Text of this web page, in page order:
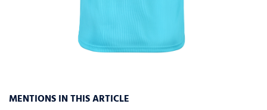
MENTIONS IN THIS ARTICLE